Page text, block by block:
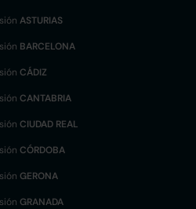
ASTURIAS
BARCELONA
CÁDIZ
CANTABRIA
CIUDAD REAL
CÓRDOBA
GERONA
GRANADA